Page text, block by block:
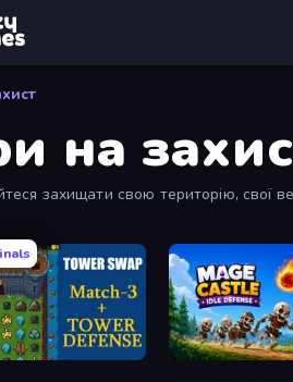
на
захищати свою територію, свої
Mage Castle Idle